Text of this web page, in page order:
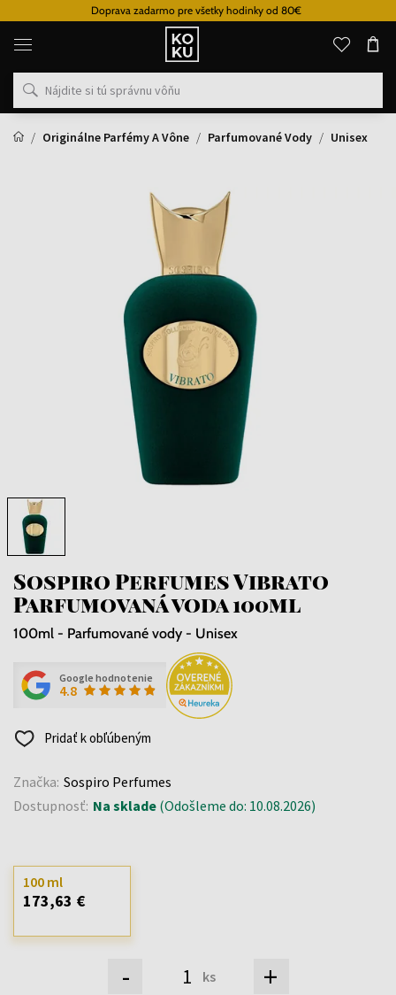
Doprava zadarmo pre všetky hodinky od 80€
Originálne
parfémy
hodinky
na
mieste
Originálne Parfémy A Vône
Parfumované Vody Unisex
Sospiro Perfumes Vibrato
Parfumovaná voda 100ml
100ml - Parfumované vody - Unisex
Google hodnotenie
4.8
Pridať k obľúbeným
Značka: Sospiro Perfumes
Dostupnosť: Na sklade (Odošleme do: 10.08.2026)
- ks +
100 ml
173,63 €